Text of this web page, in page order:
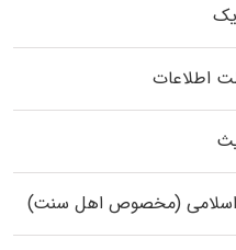
اطلاعات
اسلامی (مخصوص اهل سنت)